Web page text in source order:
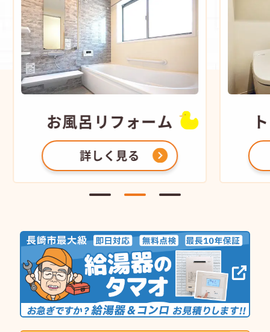
お風呂 リフォーム
詳しく見る